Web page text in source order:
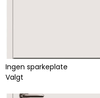
Ingen sparkeplate
Valgt